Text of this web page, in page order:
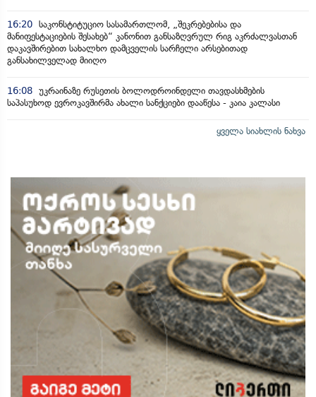
16:20 საკონსტიტუციო სასამართლომ, „შეკრებებისა და
მანიფესტაციების შესახებ“ კანონით განსაზღვრულ რიგ აკრძალვასთან
დაკავშირებით სახალხო დამცველის სარჩელი არსებითად
განსახილველად მიიღო
16:08 უკრაინაზე რუსეთის ბოლოდროინდელი თავდასხმების
საპასუხოდ ევროკავშირმა ახალი სანქციები დააწესა - კაია კალასი
ყველა სიახლის ნახვა